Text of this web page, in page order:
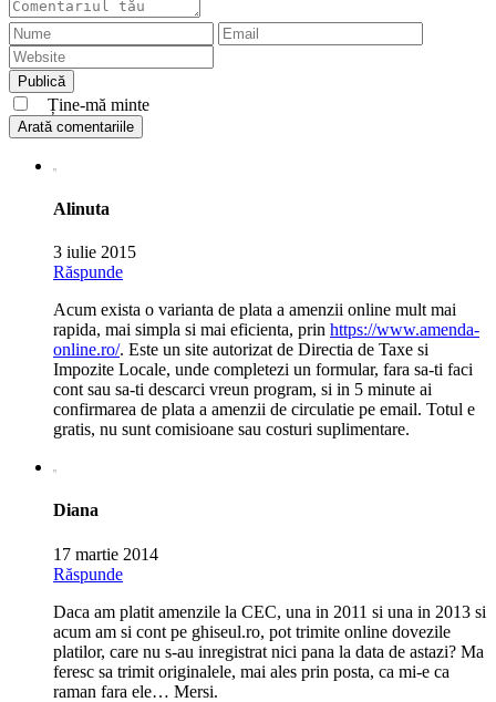
Ține-mă minte
Arată comentariile
Alinuta
3 iulie 2015
Răspunde
Acum exista o varianta de plata a amenzii online mult mai
rapida, mai simpla si mai eficienta, prin https://www.amenda-
online.ro/. Este un site autorizat de Directia de Taxe si
Impozite Locale, unde completezi un formular, fara sa-ti faci
cont sau sa-ti descarci vreun program, si in 5 minute ai
confirmarea de plata a amenzii de circulatie pe email. Totul e
gratis, nu sunt comisioane sau costuri suplimentare.
Diana
17 martie 2014
Răspunde
Daca am platit amenzile la CEC, una in 2011 si una in 2013 si
acum am si cont pe ghiseul.ro, pot trimite online dovezile
platilor, care nu s-au inregistrat nici pana la data de astazi? Ma
feresc sa trimit originalele, mai ales prin posta, ca mi-e ca
raman fara ele… Mersi.